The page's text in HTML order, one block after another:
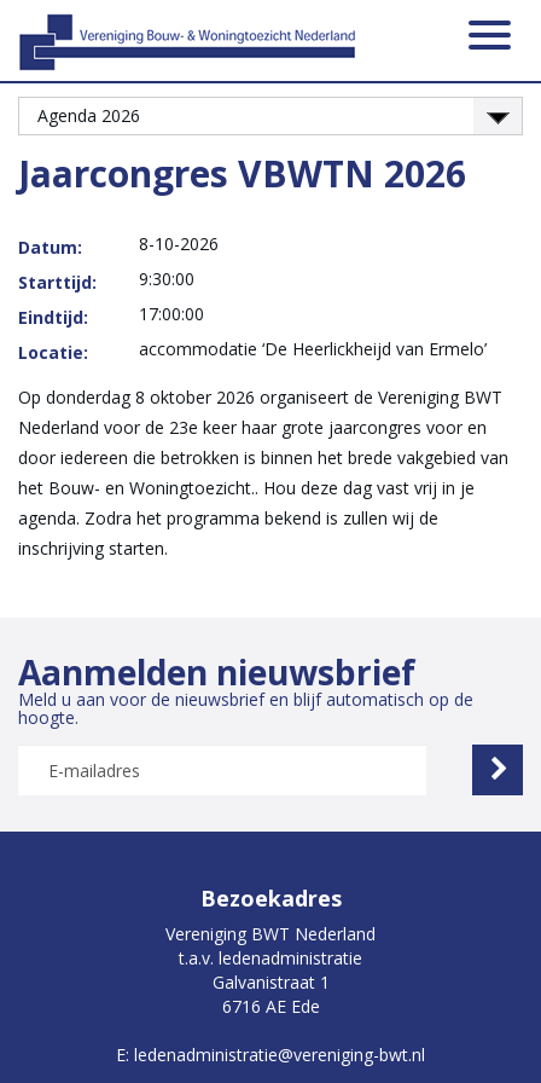
Jaarcongres VBWTN 2026
Datum:
8-10-2026
Starttijd:
9:30:00
Eindtijd:
17:00:00
Locatie:
accommodatie ‘De Heerlickheijd van Ermelo’
Op donderdag 8 oktober 2026 organiseert de Vereniging BWT
Nederland voor de 23e keer haar grote jaarcongres voor en
door iedereen die betrokken is binnen het brede vakgebied van
het Bouw- en Woningtoezicht.. Hou deze dag vast vrij in je
agenda. Zodra het programma bekend is zullen wij de
inschrijving starten.
Aanmelden nieuwsbrief
Meld u aan voor de nieuwsbrief en blijf automatisch op de
hoogte.
Bezoekadres
Vereniging BWT Nederland
t.a.v. ledenadministratie
Galvanistraat 1
6716 AE Ede
E: ledenadministratie@vereniging-bwt.nl